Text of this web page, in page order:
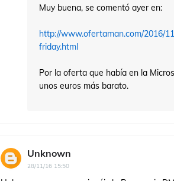
Muy buena, se comentó ayer en:
http://www.ofertaman.com/2016/
friday.html
Por la oferta que había en la
unos euros más barato.
Unknown
28/11/16 15:50